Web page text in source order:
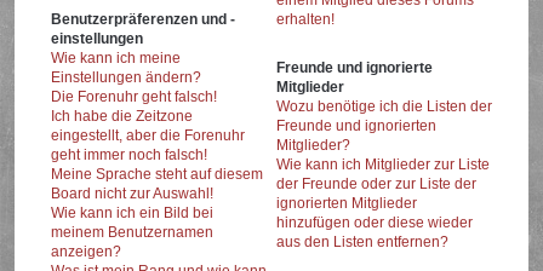
Benutzerpräferenzen und -
einstellungen
Wie kann ich meine
Einstellungen ändern?
Die Forenuhr geht falsch!
Ich habe die Zeitzone
eingestellt, aber die Forenuhr
geht immer noch falsch!
Meine Sprache steht auf diesem
Board nicht zur Auswahl!
Wie kann ich ein Bild bei
meinem Benutzernamen
anzeigen?
erhalten!
Freunde und ignorierte
Mitglieder
Wozu benötige ich die Listen der
Freunde und ignorierten
Mitglieder?
Wie kann ich Mitglieder zur Liste
der Freunde oder zur Liste der
ignorierten Mitglieder
hinzufügen oder diese wieder
aus den Listen entfernen?